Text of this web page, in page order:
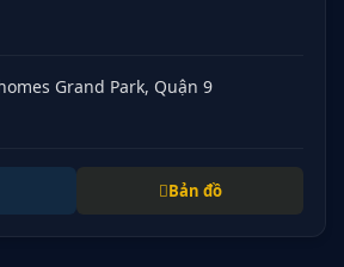
Grand Park, Quận 9
Bản đồ